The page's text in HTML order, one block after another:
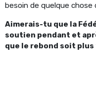
besoin de quelque chose
Aimerais-tu que la
soutien pendant et
que le rebond soit plus